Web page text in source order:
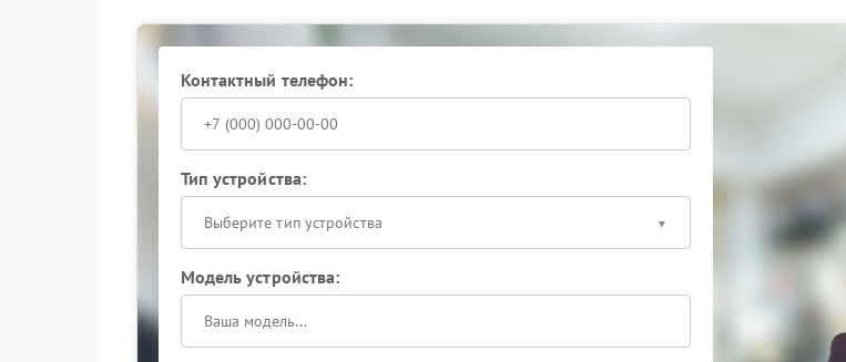
Контактный телефон:
Тип устройства:
Выберите тип устройства
Модель устройства: